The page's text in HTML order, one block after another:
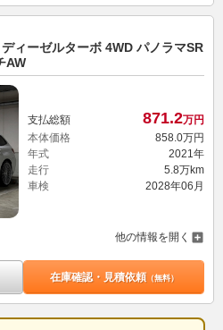
ィーゼルターボ 4WD パノラマSR
AW
支払総額 871.2万円
本体価格
858.0万円
年式
2021年
走行
5.8万km
車検
2028年06月
他の情報を開く
在庫確認・見積依頼（無料）